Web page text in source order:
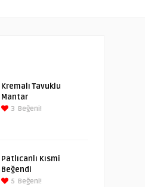
Kremalı Tavuklu
Mantar
3 Beğeni!
Patlıcanlı Kısmi
Beğendi
5 Beğeni!